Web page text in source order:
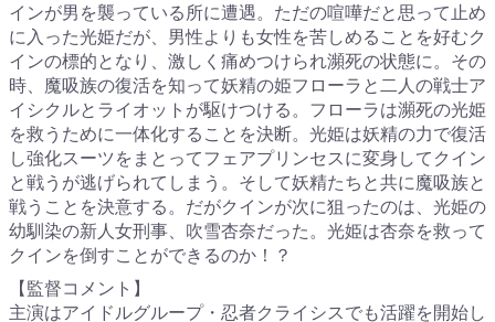
インが男を襲っている所に遭遇。ただの喧嘩だと思って止め
に入った光姫だが、男性よりも女性を苦しめることを好むク
インの標的となり、激しく痛めつけられ瀕死の状態に。その
時、魔吸族の復活を知って妖精の姫フローラと二人の戦士ア
イシクルとライオットが駆けつける。フローラは瀕死の光姫
を救うために一体化することを決断。光姫は妖精の力で復活
し強化スーツをまとってフェアプリンセスに変身してクイン
と戦うが逃げられてしまう。そして妖精たちと共に魔吸族と
戦うことを決意する。だがクインが次に狙ったのは、光姫の
幼馴染の新人女刑事、吹雪杏奈だった。光姫は杏奈を救って
クインを倒すことができるのか！？
【監督コメント】
主演はアイドルグループ・忍者クライシスでも活躍を開始し